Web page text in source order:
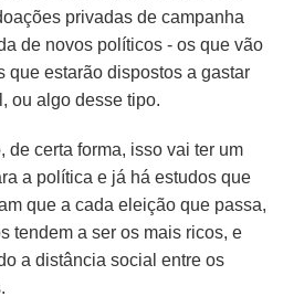
privadas de campanha
de novos políticos - os que vão
que estarão dispostos a gastar
ou algo desse tipo.
de certa forma, isso vai ter um
a política e já há estudos que
que a cada eleição que passa,
tendem a ser os mais ricos, e
a distância social entre os